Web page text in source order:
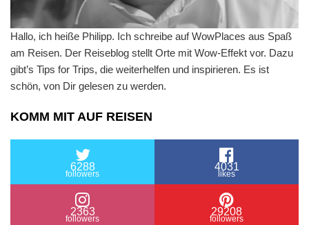
Hallo, ich heiße Philipp. Ich schreibe auf WowPlaces aus Spaß
am Reisen. Der Reiseblog stellt Orte mit Wow-Effekt vor. Dazu
gibt’s Tips for Trips, die weiterhelfen und inspirieren. Es ist
schön, von Dir gelesen zu werden.
KOMM MIT AUF REISEN
6288
followers
4031
likes
2363
followers
29208
followers